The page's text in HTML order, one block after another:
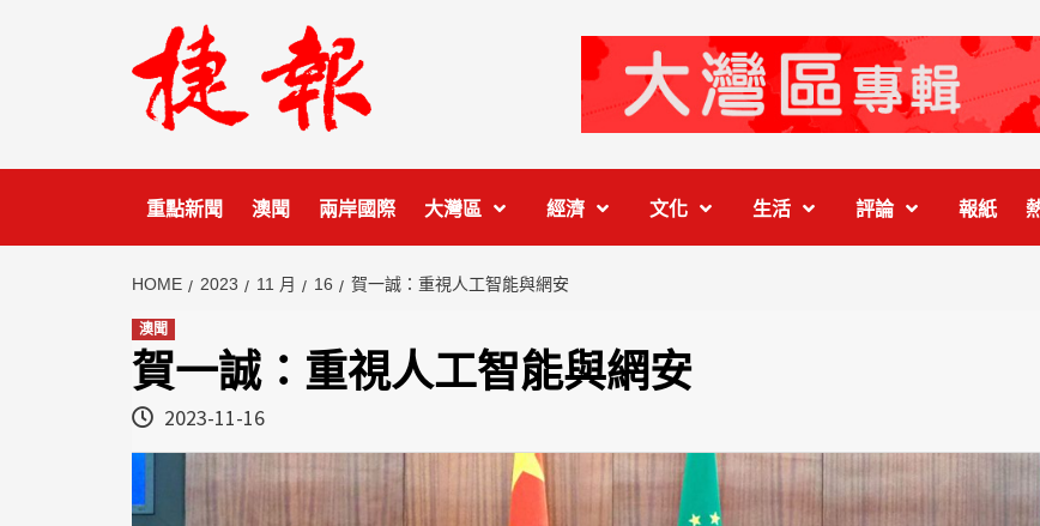
重點新聞 澳聞 兩岸國際 大灣區 經濟 文化 生活 評論 報紙
HOME 2023 11 月 16 賀一誠：重視人工智能與網安
澳聞
賀一誠：重視人工智能與網安
2023-11-16